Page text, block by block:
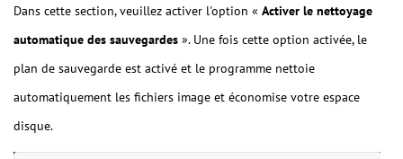
Dans cette section, veuillez activer l'option « Activer le nettoyage
automatique des sauvegardes ». Une fois cette option activée, le
plan de sauvegarde est activé et le programme nettoie
automatiquement les fichiers image et économise votre espace
disque.